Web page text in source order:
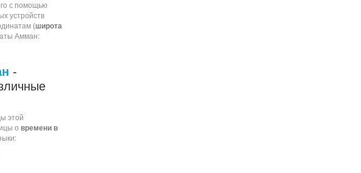
с помощью
устройств
(широта
Амман:
-
этой
о времени в